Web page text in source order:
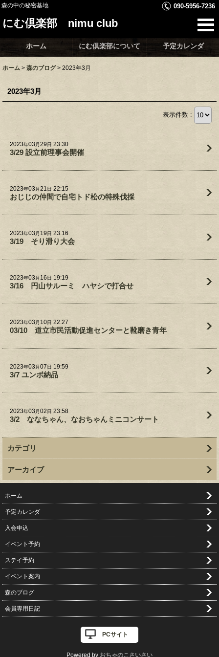
森の中の秘密基地 090-5956-7236
にむ倶楽部 nimu club
ホーム にむ倶楽部について 予定カレンダ
ホーム > 森のブログ > 2023年3月
2023年3月
表示件数 :
2023年03 月29日 23:30
3/29 設立前理事会開催
2023年03 月21日 22:15
おじじの仲間で自宅トド松の特殊伐採
2023年03月 19日 23:16
3/19 そり滑り大会
2023年03 月 16日 19:19
3/16 円山サルーミ ハヤシで打合せ
2023年03 月 10日 22:27
03/10 道立市民活動促進センターと靴磨き青年
2023年03 月07日 19:59
3/7 ユンボ納品
2023年03月02日 23:58
3/2 ななちゃん、なおちゃんミニコンサート
カテゴリ
アーカイブ
ホーム
予定カレンダ
入会申込
イベント予約
ステイ予約
イベント案内
森のブログ
会員専用日記
PCサイト
Powered by おちゃのこさいさい